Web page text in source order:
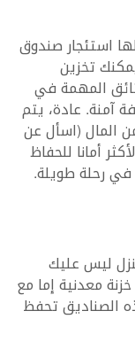
استئجار صندوق
تخزين
المهمة في
آمنة. عادة، يتم
المال (اسأل عن
أمانا للحفاظ
في رحلة طويلة.
ليس عليك
معدنية إما مع
الصناديق تحفظ